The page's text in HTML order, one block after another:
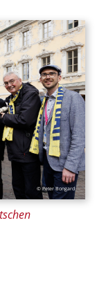
© Peter Bongard